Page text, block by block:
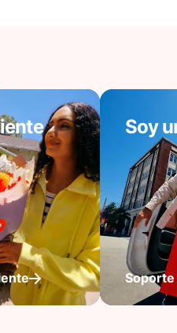
Soy
Soporte